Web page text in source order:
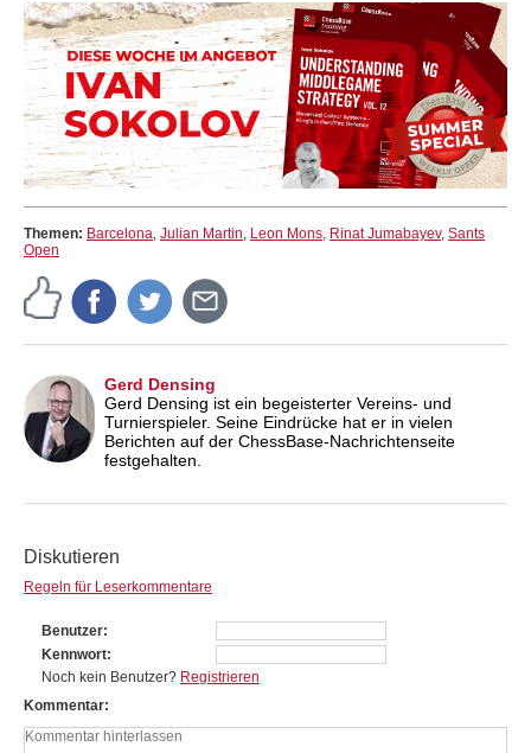
Themen: Barcelona, Julian Martin, Leon Mons, Rinat Jumabayev, Sants
Open
Gerd Densing
Gerd Densing ist ein begeisterter Vereins- und
Turnierspieler. Seine Eindrücke hat er in vielen
Berichten auf der ChessBase-Nachrichtenseite
festgehalten.
Diskutieren
Regeln für Leserkommentare
Benutzer
Kennwort
Noch kein Benutzer? Registrieren
Kommentar